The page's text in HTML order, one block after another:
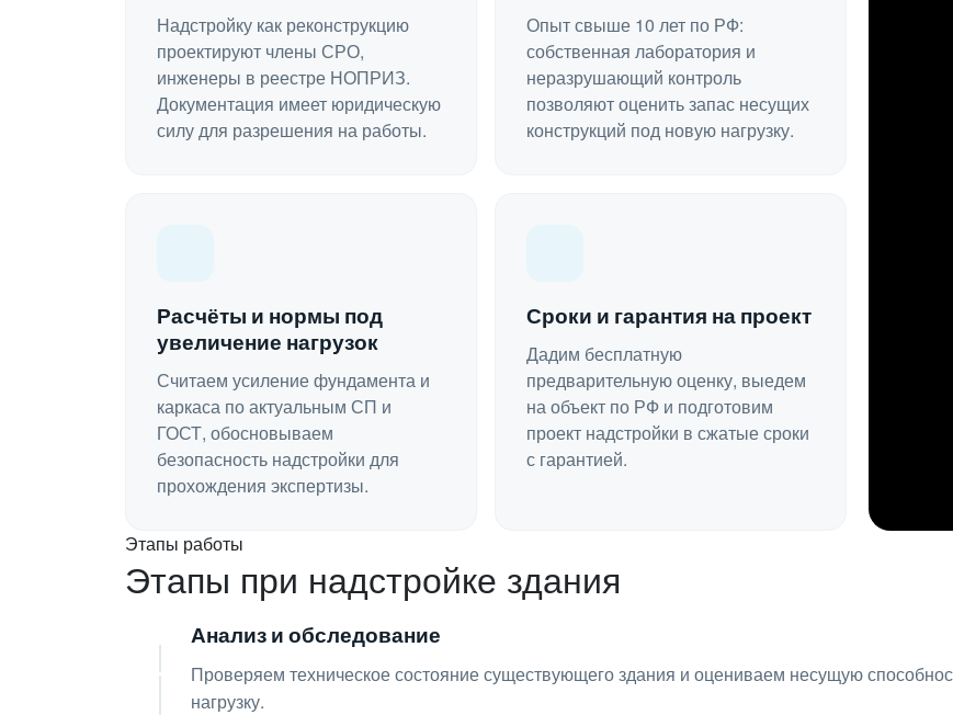
Надстройку как реконструкцию
проектируют члены СРО,
инженеры в реестре НОПРИЗ.
Документация имеет юридическую
силу для разрешения на работы.
Опыт свыше 10 лет по РФ:
собственная лаборатория и
неразрушающий контроль
позволяют оценить запас несущих
конструкций под новую нагрузку.
Расчёты и нормы под
увеличение нагрузок
Считаем усиление фундамента и
каркаса по актуальным СП и
ГОСТ, обосновываем
безопасность надстройки для
прохождения экспертизы.
Сроки и гарантия на проект
Дадим бесплатную
предварительную оценку, выедем
на объект по РФ и подготовим
проект надстройки в сжатые сроки
с гарантией.
Этапы работы
Этапы при надстройке здания
01 Анализ и обследование
Проверяем техническое состояние существующего здания и оцениваем несущую
нагрузку.